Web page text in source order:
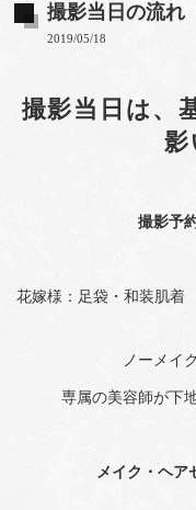
撮影当日の流れ
2019/05/18
撮影当日は、
影
撮影予
花嫁様：足袋・和装肌
ノーメイ
専属の美容師が下
メイク・ヘ